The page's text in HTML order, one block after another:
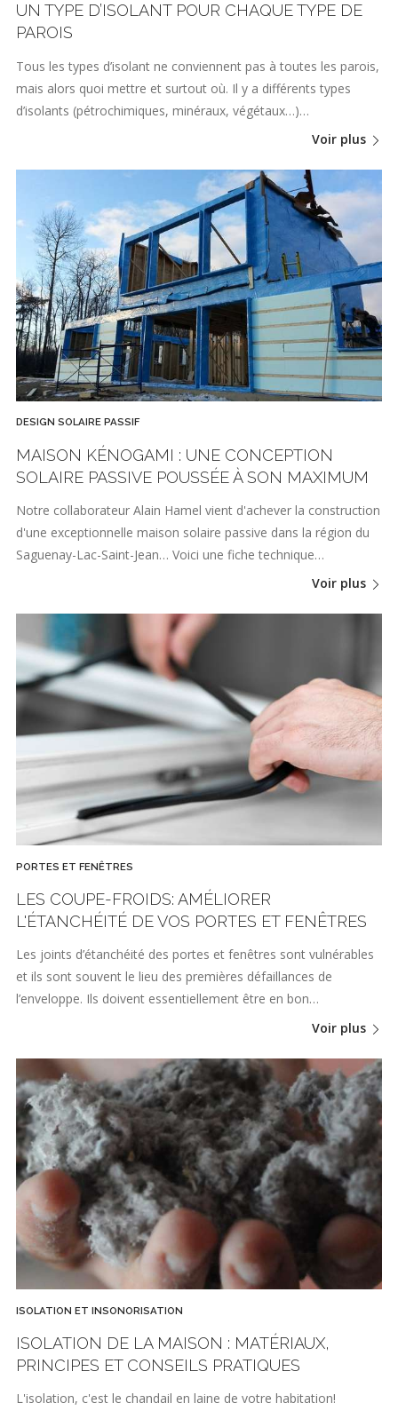
UN TYPE D’ISOLANT POUR CHAQUE TYPE DE
PAROIS
Tous les types d’isolant ne conviennent pas à toutes les parois,
mais alors quoi mettre et surtout où. Il y a différents types
d’isolants (pétrochimiques, minéraux, végétaux…)…
Voir plus
DESIGN SOLAIRE PASSIF
MAISON KÉNOGAMI : UNE CONCEPTION
SOLAIRE PASSIVE POUSSÉE À SON MAXIMUM
Notre collaborateur Alain Hamel vient d'achever la construction
d'une exceptionnelle maison solaire passive dans la région du
Saguenay-Lac-Saint-Jean… Voici une fiche technique…
Voir plus
PORTES ET FENÊTRES
LES COUPE-FROIDS: AMÉLIORER
L'ÉTANCHÉITÉ DE VOS PORTES ET FENÊTRES
Les joints d’étanchéité des portes et fenêtres sont vulnérables
et ils sont souvent le lieu des premières défaillances de
l’enveloppe. Ils doivent essentiellement être en bon…
Voir plus
ISOLATION ET INSONORISATION
ISOLATION DE LA MAISON : MATÉRIAUX,
PRINCIPES ET CONSEILS PRATIQUES
L'isolation, c'est le chandail en laine de votre habitation!